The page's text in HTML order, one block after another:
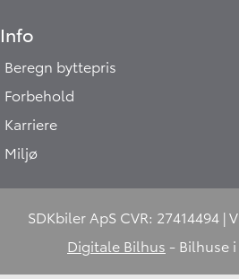
Info
Beregn byttepris
Forbehold
Karriere
Miljø
SDKbiler ApS CVR: 27414494 |
Digitale Bilhus - Bilhuse